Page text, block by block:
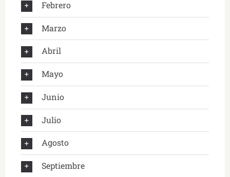
Febrero
Marzo
Abril
Mayo
Junio
Julio
Agosto
Septiembre